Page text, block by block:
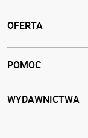
OFERTA
POMOC
WYDAWNICTWA